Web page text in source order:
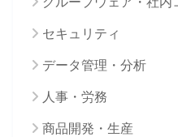
セキュリティ
データ管理・分析
人事・労務
商品開発・生産